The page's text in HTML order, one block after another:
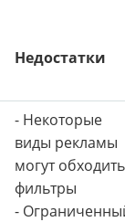
Недостатки
- Некоторые
виды рекламы
могут обходить
фильтры
-